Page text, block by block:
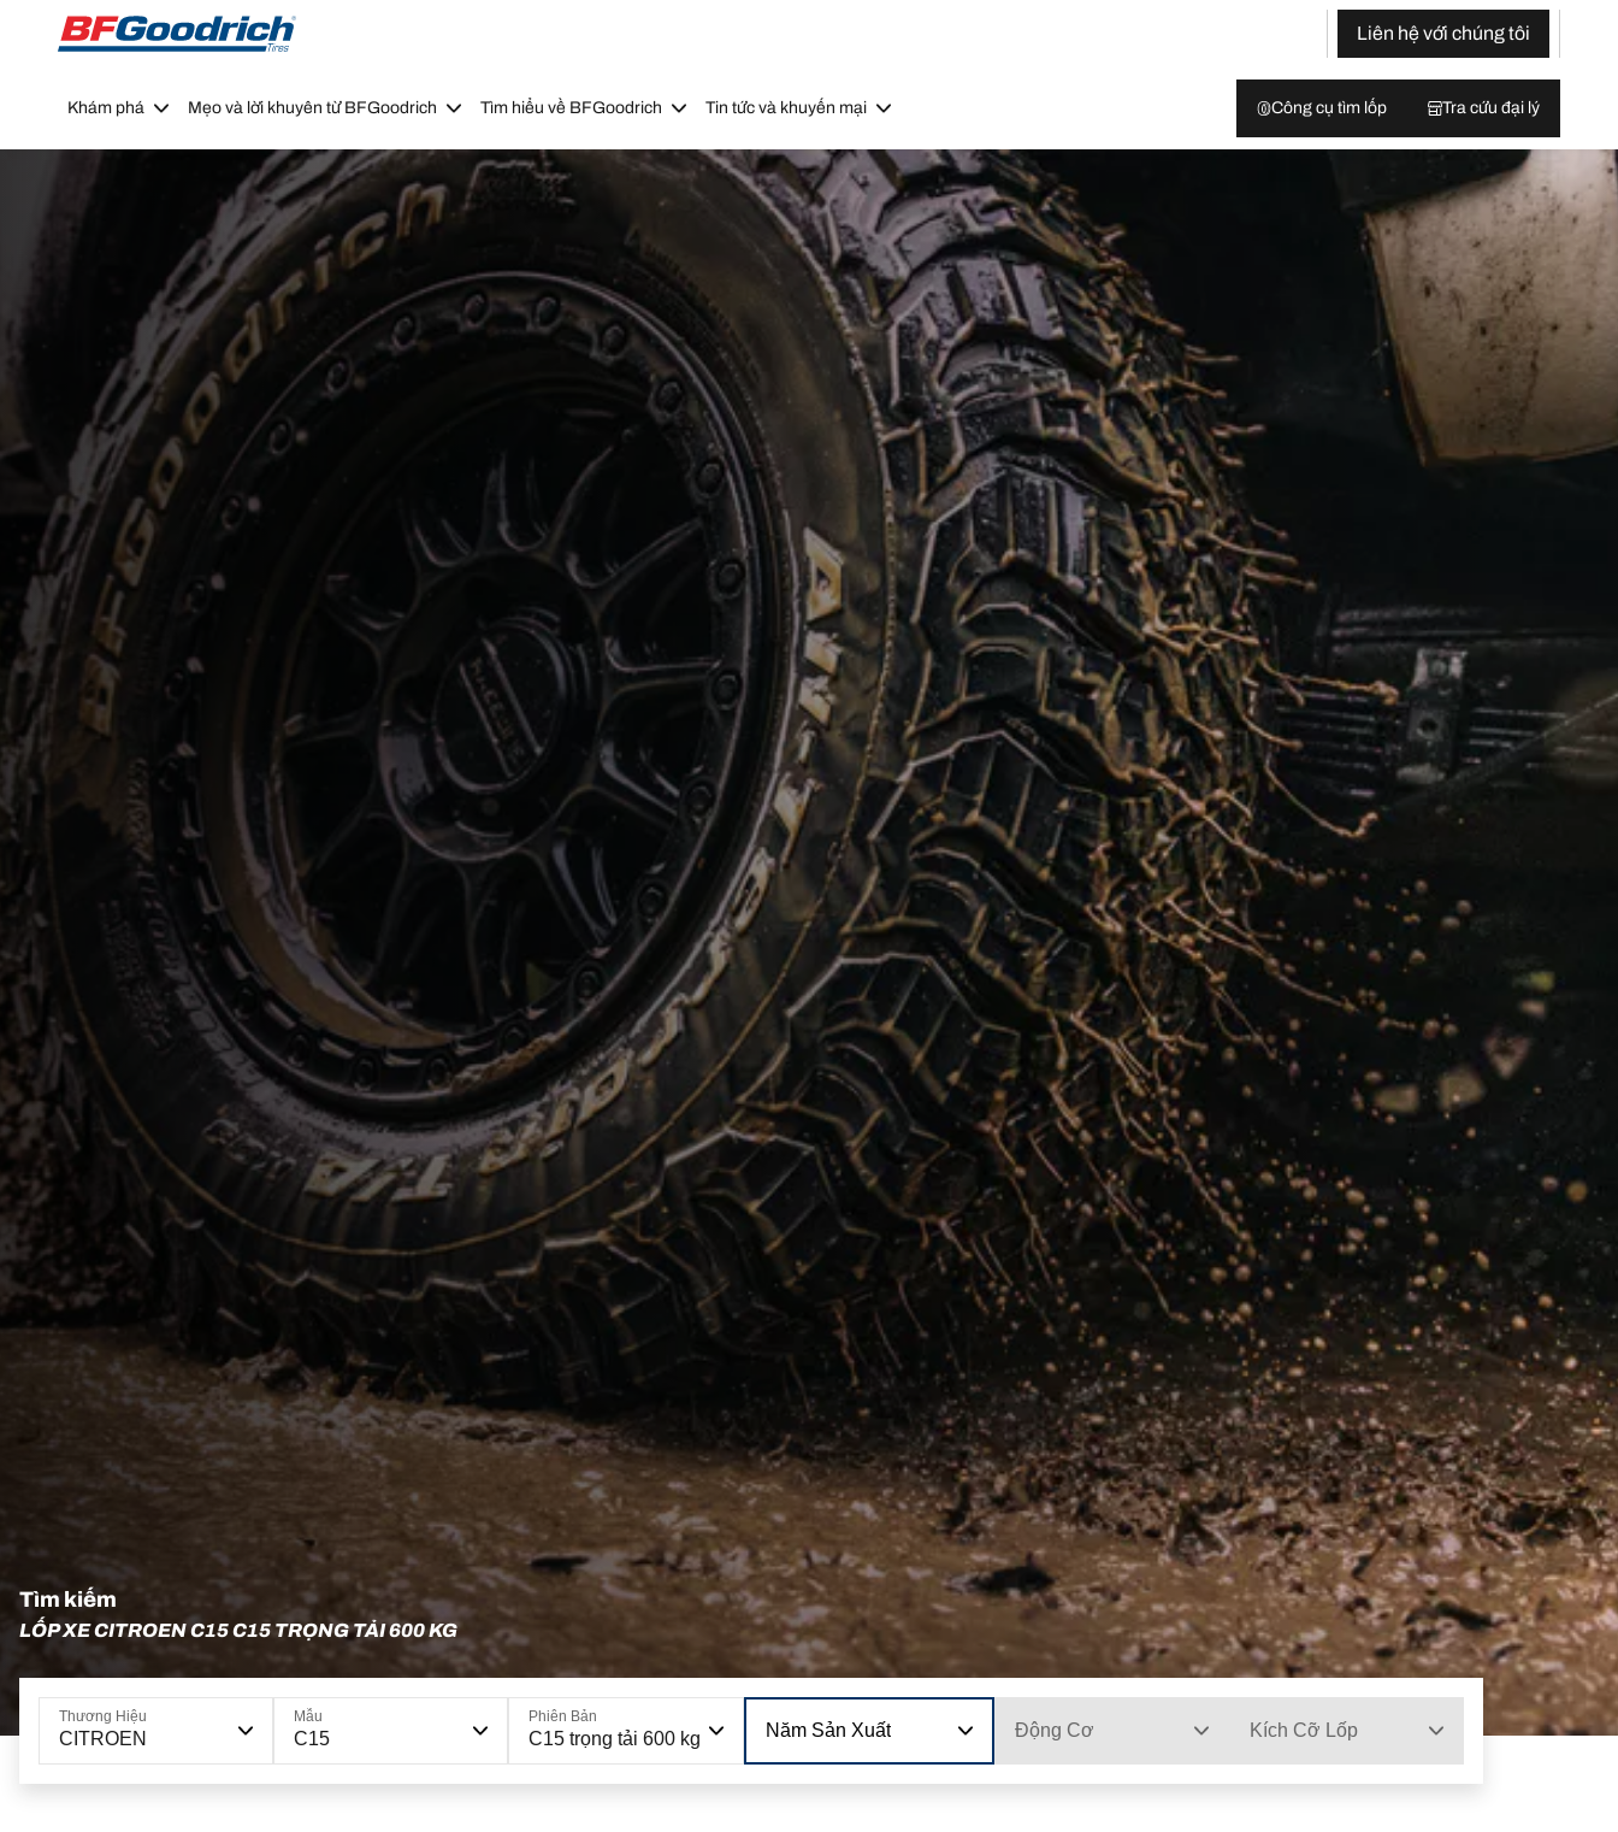
Go to page content
Go to page navigation
Liên hệ với chúng tôi
Khám phá Mẹo và lời khuyên từ BFGoodrich Tìm hiểu về BFGoodrich Tin tức và khuyến mại Công cụ tìm lốp Tra cứu đại lý
Tìm kiếm
LỐP XE CITROEN C15 C15 TRỌNG TẢI 600 KG
Thương Hiệu
CITROEN
Mẫu
C15
Phiên Bản
C15 trọng tải 600 kg Năm Sản Xuất Động Cơ Kích Cỡ Lốp